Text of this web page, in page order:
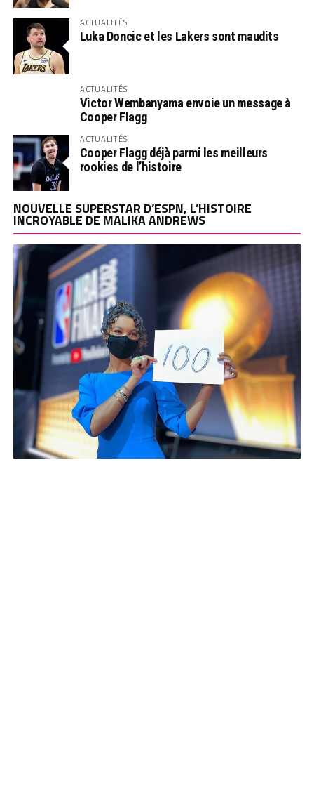
ACTUALITÉS
Luka Doncic et les Lakers sont maudits
ACTUALITÉS
Victor Wembanyama envoie un message à
Cooper Flagg
ACTUALITÉS
Cooper Flagg déjà parmi les meilleurs
rookies de l’histoire
NOUVELLE SUPERSTAR D’ESPN, L’HISTOIRE
INCROYABLE DE MALIKA ANDREWS